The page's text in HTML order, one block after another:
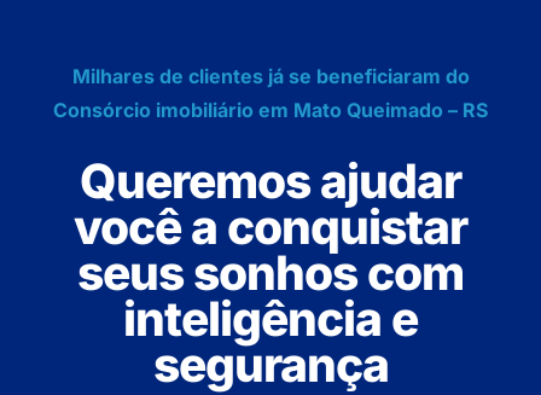
Milhares de clientes já se beneficiaram do
Consórcio imobiliário em Mato Queimado – RS
Queremos ajudar
você a conquistar
seus sonhos com
inteligência e
segurança